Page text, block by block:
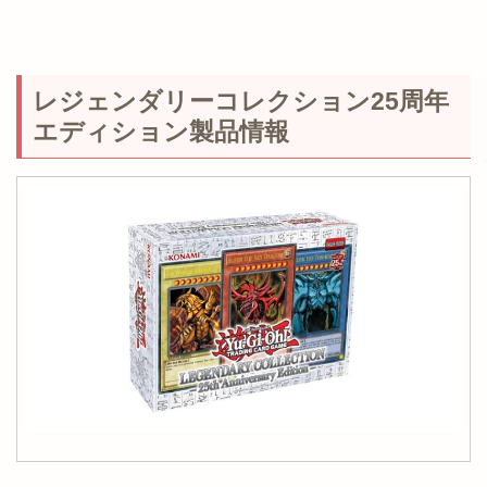
レジェンダリーコレクション25周年
エディション製品情報